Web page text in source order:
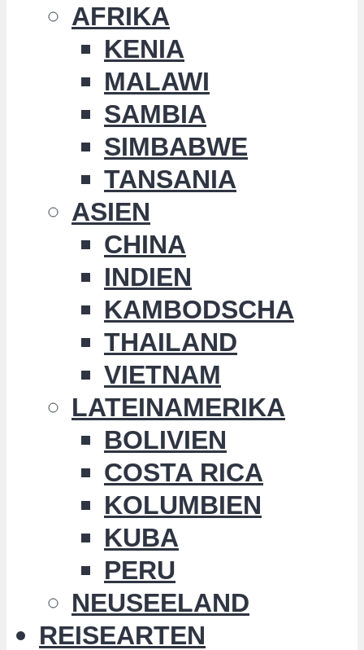
AFRIKA
KENIA
MALAWI
SAMBIA
SIMBABWE
TANSANIA
ASIEN
CHINA
INDIEN
KAMBODSCHA
THAILAND
VIETNAM
LATEINAMERIKA
BOLIVIEN
COSTA RICA
KOLUMBIEN
KUBA
PERU
NEUSEELAND
REISEARTEN